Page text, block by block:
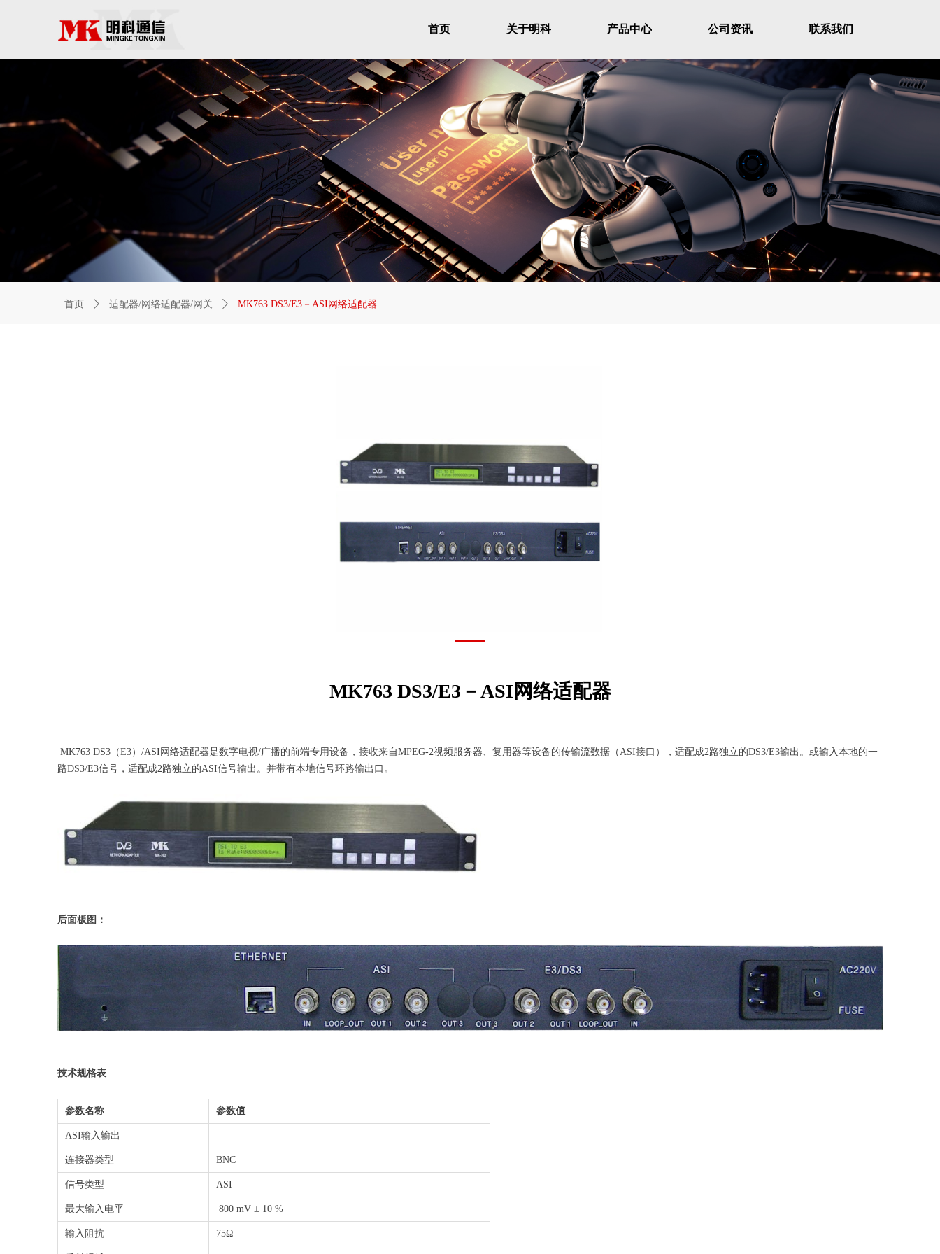
首页 关于明科 产品中心 公司资讯 联系我们
首页 ꄲ 适配器/网络适配器/网关 ꄲ MK763 DS3/E3－ASI网络适配器
MK763 DS3/E3－ASI网络适配器
MK763 DS3（E3）/ASI网络适配器是数字电视/广播的前端专用设备，接收来自MPEG-2视频服务器、复用器等设备的传输流数据（ASI接口），适配成2路独立的DS3/E3输出。或输入本地的一
路DS3/E3信号，适配成2路独立的ASI信号输出。并带有本地信号环路输出口。
后面板图：
技术规格表
参数名称 参数值
ASI输入输出
连接器类型 BNC
信号类型 ASI
最大输入电平 800 mV ± 10 %
输入阻抗 75Ω